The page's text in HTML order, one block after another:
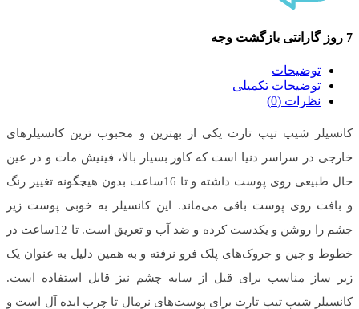
7 روز گارانتی بازگشت وجه
توضیحات
توضیحات تکمیلی
نظرات (0)
کانسیلر شیپ تیپ تارت یکی از بهترین و محبوب ترین کانسیلر‌های
خارجی در سراسر دنیا است که کاور بسیار بالا، فینیش مات و در عین
حال طبیعی روی پوست داشته و تا 16‌ساعت بدون هیچگونه تغییر رنگ
و بافت روی پوست باقی می‌ماند. این کانسیلر به خوبی پوست زیر
چشم را روشن و یکدست کرده و ضد آب و تعریق است. تا 12‌ساعت در
خطوط و چین و چروک‌های پلک فرو نرفته و به همین دلیل به عنوان یک
زیر ساز مناسب برای قبل از سایه چشم نیز قابل استفاده است.
کانسیلر شیپ تیپ تارت برای پوست‌های نرمال تا چرب ایده آل است و